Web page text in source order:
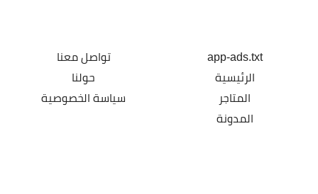
app-ads.txt
الرئيسية
المتاجر
المدونة
تواصل معنا
حولنا
سياسة الخصوصية